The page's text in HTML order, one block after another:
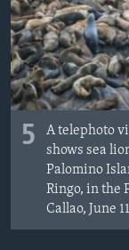
ИНТЕРВЈУА
Јазици
5
A telephoto
shows sea
Palomino
Ringo, in the
Callao, June